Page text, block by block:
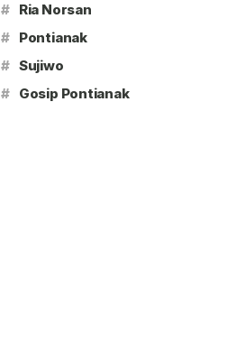
# Ria Norsan
# Pontianak
# Sujiwo
# Gosip Pontianak